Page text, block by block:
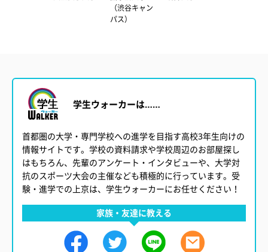
（渋谷キャン
パス）
家族・友達に教える
学生ウォーカーは……
首都圏の大学・専門学校への進学を目指す高校3年生向けの
情報サイトです。学校の資料請求や学校周辺のお部屋探し
はもちろん、先輩のアンケート・インタビューや、大学対
抗のスポーツ大会の主催なども積極的に行っています。受
験・進学での上京は、学生ウォーカーにお任せください！